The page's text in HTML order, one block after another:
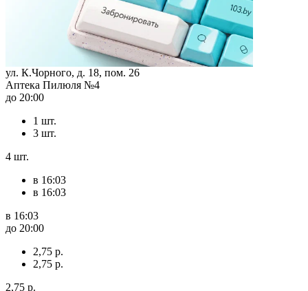
ул. К.Чорного, д. 18, пом. 26
Аптека Пилюля №4
до 20:00
1 шт.
3 шт.
4 шт.
в 16:03
в 16:03
в 16:03
до 20:00
2,75 р.
2,75 р.
2,75 р.